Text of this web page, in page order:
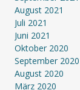
August 2021
Juli 2021
Juni 2021
Oktober 2020
September 2020
August 2020
März 2020